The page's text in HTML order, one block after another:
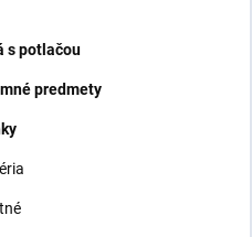
s potlačou
predmety